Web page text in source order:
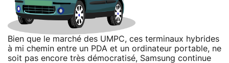
Bien que le marché des UMPC, ces terminaux hybrides
à mi chemin entre un PDA et un ordinateur portable, ne
soit pas encore très démocratisé, Samsung continue